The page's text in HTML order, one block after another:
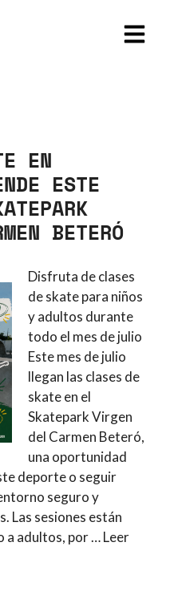
EN
ESTE
BETERÓ
Disfruta de clases
de skate para niños
y adultos durante
todo el mes de julio
Este mes de julio
llegan las clases de
skate en el
Skatepark Virgen
del Carmen Beteró,
una oportunidad
deporte o seguir
seguro y
Las sesiones están
a adultos, por …Leer